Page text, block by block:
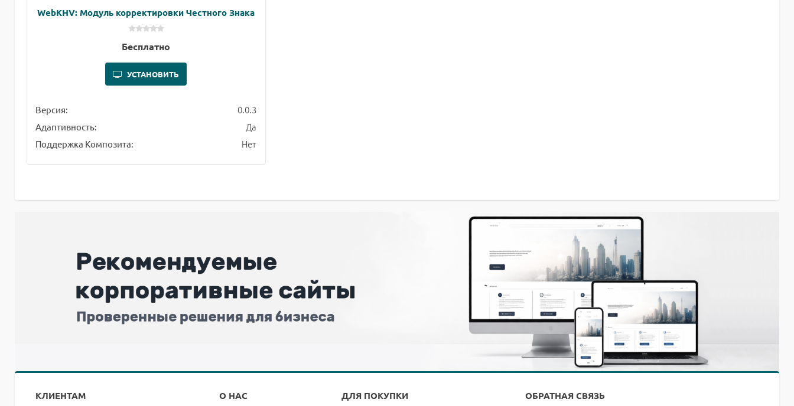
WebKHV: Модуль корректировки Честного Знака
Бесплатно
УСТАНОВИТЬ
Версия: 0.0.3
Адаптивность: Да
Поддержка Композита: Нет
КЛИЕНТАМ О НАС ДЛЯ ПОКУПКИ ОБРАТНАЯ СВЯЗЬ